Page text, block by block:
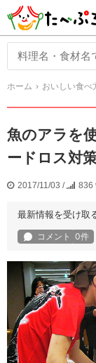
ホーム おいしい食べ
魚のアラを
ードロス対
2017/11/03 / 836
最新情報を受け取